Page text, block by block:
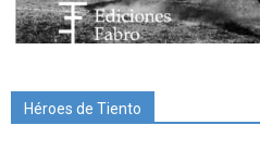
Héroes de Tiento